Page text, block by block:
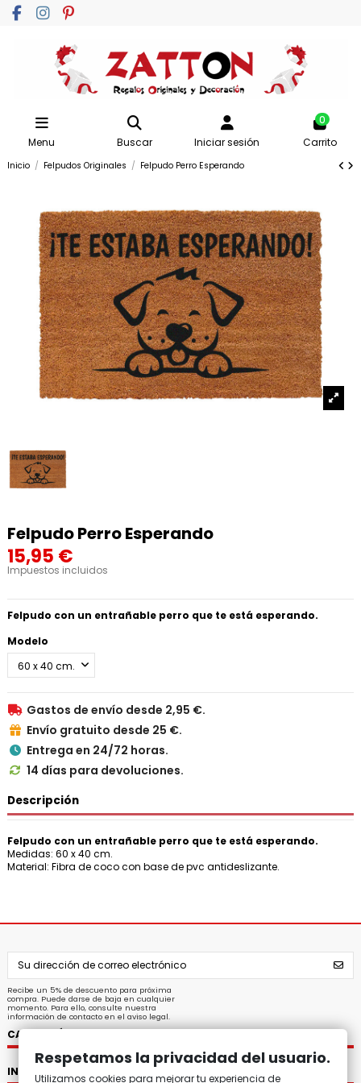
Menu Buscar Iniciar sesión
0
Carrito
Inicio Felpudos Originales Felpudo Perro Esperando
Felpudo Perro Esperando
15,95 €
Impuestos incluidos
Felpudo con un entrañable perro que te está esperando.
Modelo
 Gastos de envío desde 2,95 €.
 Envío gratuito desde 25 €.
 Entrega en 24/72 horas.
 14 días para devoluciones.
Descripción
Felpudo con un entrañable perro que te está esperando.
Medidas: 60 x 40 cm.
Material: Fibra de coco con base de pvc antideslizante.
Recibe un 5% de descuento para próxima
compra. Puede darse de baja en cualquier
momento. Para ello, consulte nuestra
información de contacto en el aviso legal.
CATEGORÍAS
INFORMACIÓN
Respetamos la privacidad del usuario.
Utilizamos cookies para mejorar tu experiencia de